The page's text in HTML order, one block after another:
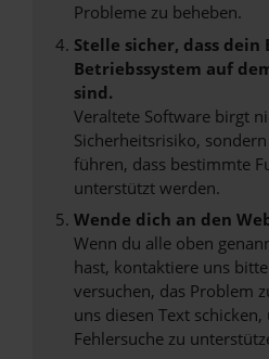
Probleme zu beheben.
Stelle sicher, dass
Betriebssystem auf
sind.
Veraltete Software birgt
Sicherheitsrisiko,
führen, dass bestimmte
unterstützt werden.
Wende dich an den
Wenn du alle oben
hast, kontaktiere uns
versuchen, das Problem
uns diesen Text
Fehlersuche zu